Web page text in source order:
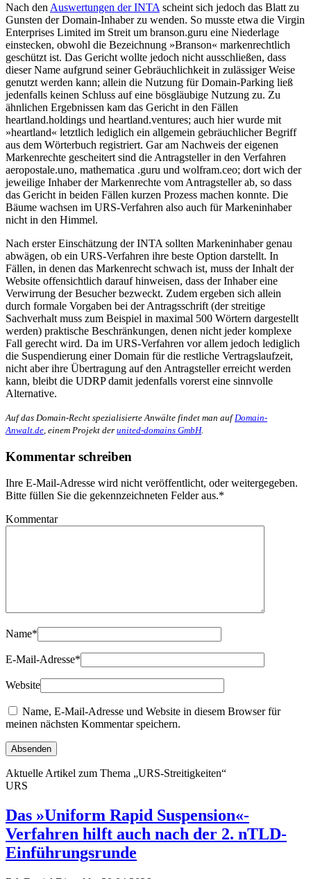
Nach den Auswertungen der INTA scheint sich jedoch das Blatt zu
Gunsten der Domain-Inhaber zu wenden. So musste etwa die Virgin
Enterprises Limited im Streit um branson.guru eine Niederlage
einstecken, obwohl die Bezeichnung »Branson« markenrechtlich
geschützt ist. Das Gericht wollte jedoch nicht ausschließen, dass
dieser Name aufgrund seiner Gebräuchlichkeit in zulässiger Weise
genutzt werden kann; allein die Nutzung für Domain-Parking ließ
jedenfalls keinen Schluss auf eine bösgläubige Nutzung zu. Zu
ähnlichen Ergebnissen kam das Gericht in den Fällen
heartland.holdings und heartland.ventures; auch hier wurde mit
»heartland« letztlich lediglich ein allgemein gebräuchlicher Begriff
aus dem Wörterbuch registriert. Gar am Nachweis der eigenen
Markenrechte gescheitert sind die Antragsteller in den Verfahren
aeropostale.uno, mathematica .guru und wolfram.ceo; dort wich der
jeweilige Inhaber der Markenrechte vom Antragsteller ab, so dass
das Gericht in beiden Fällen kurzen Prozess machen konnte. Die
Bäume wachsen im URS-Verfahren also auch für Markeninhaber
nicht in den Himmel.
Nach erster Einschätzung der INTA sollten Markeninhaber genau
abwägen, ob ein URS-Verfahren ihre beste Option darstellt. In
Fällen, in denen das Markenrecht schwach ist, muss der Inhalt der
Website offensichtlich darauf hinweisen, dass der Inhaber eine
Verwirrung der Besucher bezweckt. Zudem ergeben sich allein
durch formale Vorgaben bei der Antragsschrift (der streitige
Sachverhalt muss zum Beispiel in maximal 500 Wörtern dargestellt
werden) praktische Beschränkungen, denen nicht jeder komplexe
Fall gerecht wird. Da im URS-Verfahren vor allem jedoch lediglich
die Suspendierung einer Domain für die restliche Vertragslaufzeit,
nicht aber ihre Übertragung auf den Antragsteller erreicht werden
kann, bleibt die UDRP damit jedenfalls vorerst eine sinnvolle
Alternative.
Auf das Domain-Recht spezialisierte Anwälte findet man auf Domain-
Anwalt.de , einem Projekt der united-domains GmbH.
Kommentar schreiben
Ihre E-Mail-Adresse wird nicht veröffentlicht, oder weitergegeben.
Bitte füllen Sie die gekennzeichneten Felder aus.*
Kommentar
Name*
E-Mail-Adresse*
Website
Name, E-Mail-Adresse und Website in diesem Browser für
meinen nächsten Kommentar speichern.
Aktuelle Artikel zum Thema „URS-Streitigkeiten“
URS
Das »Uniform Rapid Suspension«-
Verfahren hilft auch nach der 2. nTLD-
Einführungsrunde